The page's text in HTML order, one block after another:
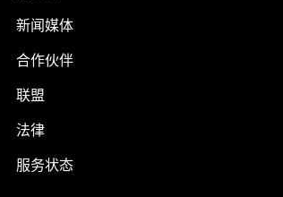
新闻媒体
合作伙伴
联盟
法律
服务状态